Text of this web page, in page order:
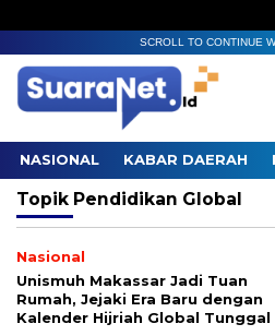
SCROLL TO CONTINUE
NASIONAL KABAR DAERAH
Topik Pendidikan Global
Nasional
Unismuh Makassar Jadi Tuan
Rumah, Jejaki Era Baru dengan
Kalender Hijriah Global Tunggal